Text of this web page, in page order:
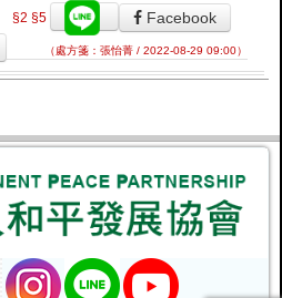
§2 §5
Facebook
（處方箋：張怡菁 / 2022-08-29 09:00）